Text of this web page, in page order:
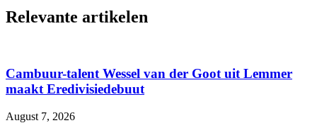
Relevante artikelen
Cambuur-talent Wessel van der Goot uit Lemmer
maakt Eredivisiedebuut
August 7, 2026